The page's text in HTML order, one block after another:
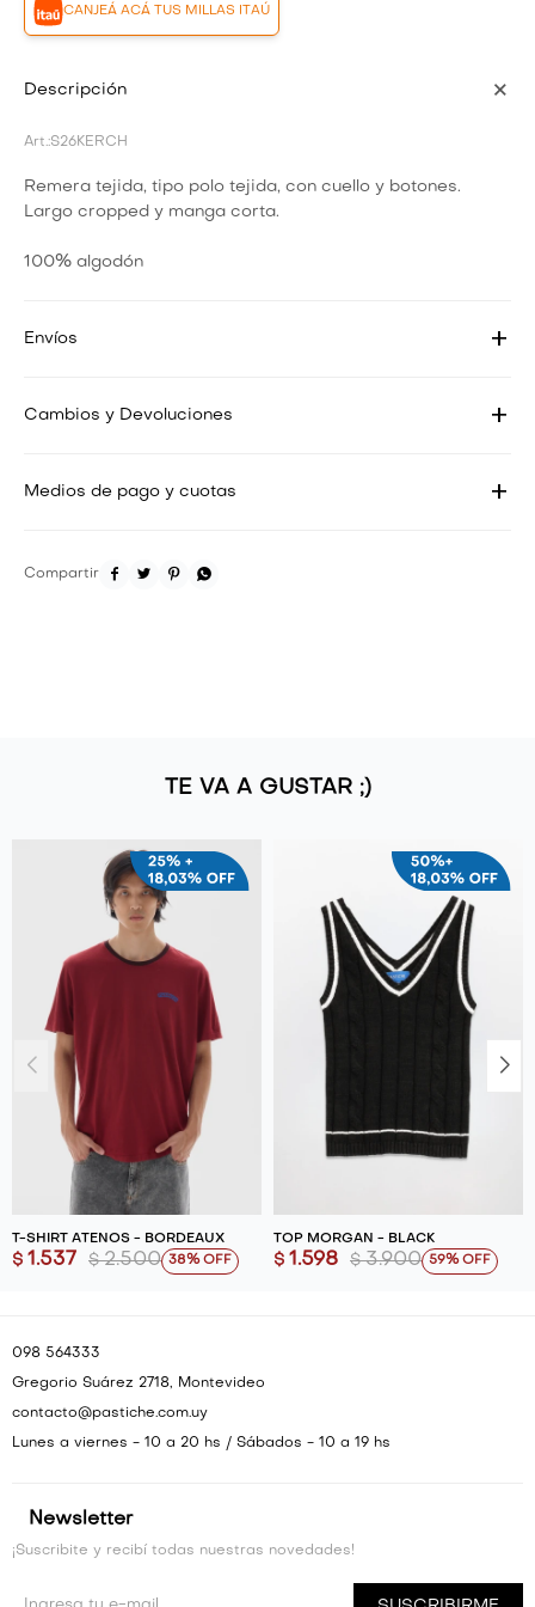
CANJEÁ ACÁ TUS MILLAS ITAÚ
Descripción
S26KERCH
Remera tejida, tipo polo tejida, con cuello y botones.
Largo cropped y manga corta.
100% algodón
Envíos
Cambios y Devoluciones
Medios de pago y cuotas
   
TE VA A GUSTAR ;)
T-SHIRT ATENOS - BORDEAUX
$ 1.537 $ 2.500 38
TOP MORGAN - BLACK
$ 1.598 $ 3.900 59
Newsletter
¡Suscribite y recibí todas nuestras novedades!
098 564333
Gregorio Suárez 2718, Montevideo
contacto@pastiche.com.uy
Lunes a viernes - 10 a 20 hs / Sábados - 10 a 19 hs